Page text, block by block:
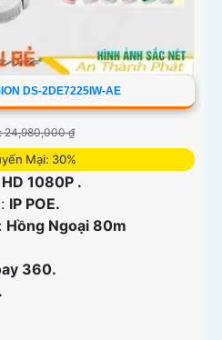
DS-2DE7225IW-AE
24,980,000 ₫
Mại: 30%
HD 1080P .
IP POE.
Hồng Ngoại 80m
360.